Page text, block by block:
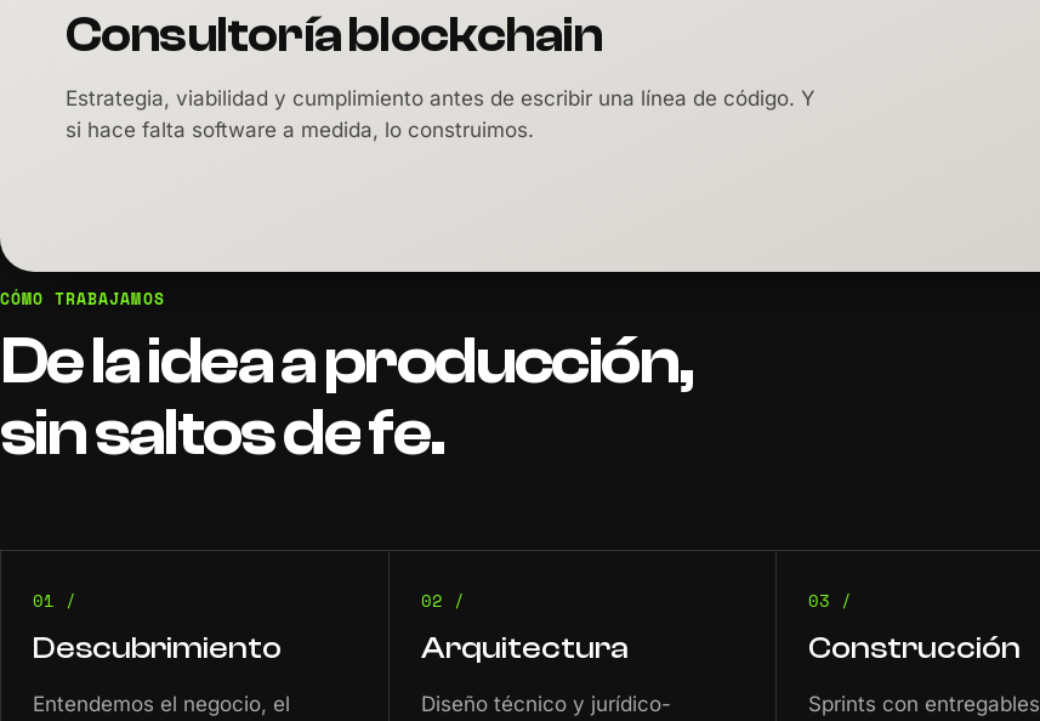
Consultoría blockchain
Estrategia, viabilidad y cumplimiento antes de escribir una línea de código. Y
si hace falta software a medida, lo construimos.
CÓMO TRABAJAMOS
Delaideaaproducción,
sinsaltosdefe.
01 /
Descubrimiento
Entendemos el negocio, el
02 /
Arquitectura
Diseño técnico y jurídico-
03 /
Construcción
Sprints con entregables